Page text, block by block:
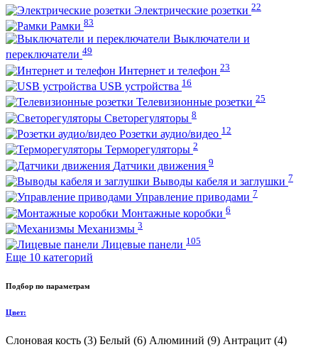
Электрические розетки 22
Рамки 83
Выключатели и
переключатели 49
Интернет и телефон 23
USB устройства 16
Телевизионные розетки 25
Светорегуляторы 8
Розетки аудио/видео 12
Терморегуляторы 2
Датчики движения 9
Выводы кабеля и заглушки 7
Управление приводами 7
Монтажные коробки 6
Механизмы 3
Лицевые панели 105
Еще 10 категорий
Подбор по параметрам
Цвет:
Слоновая кость (3) Белый (6) Алюминий (9) Антрацит (4)